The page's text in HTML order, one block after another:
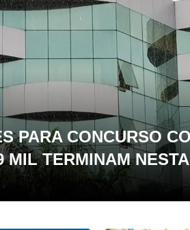
PARA CONCURSO
MIL TERMINAM